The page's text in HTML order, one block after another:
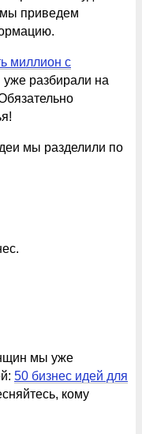
мы приведем
миллион с
разбирали на
мы разделили по
мы уже
50 бизнес идей для
кому